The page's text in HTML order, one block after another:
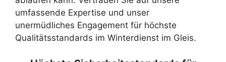
umfassende Expertise und unser
unermüdliches Engagement für höchste
Qualitätsstandards im Winterdienst im Gleis.